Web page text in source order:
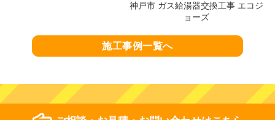
神戸市 ガス給湯器交換工事 エコジ
ョーズ
施工事例一覧へ